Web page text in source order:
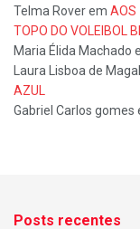
Telma Roverem AOS
TOPO DO VOLEIBOL
Maria Élida Machado
Laura Lisboa de
AZUL
Gabriel Carlos gomes
Posts recentes